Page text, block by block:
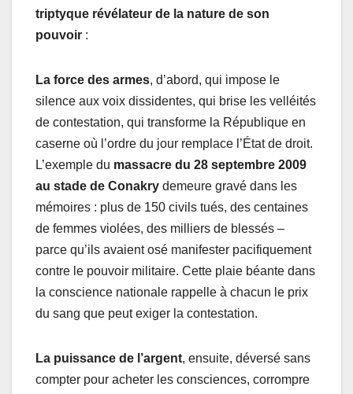
triptyque révélateur de la nature de son
pouvoir :
La force des armes, d’abord, qui impose le
silence aux voix dissidentes, qui brise les velléités
de contestation, qui transforme la République en
caserne où l’ordre du jour remplace l’État de droit.
L’exemple du massacre du 28 septembre 2009
au stade de Conakry demeure gravé dans les
mémoires : plus de 150 civils tués, des centaines
de femmes violées, des milliers de blessés –
parce qu’ils avaient osé manifester pacifiquement
contre le pouvoir militaire. Cette plaie béante dans
la conscience nationale rappelle à chacun le prix
du sang que peut exiger la contestation.
La puissance de l’argent, ensuite, déversé sans
compter pour acheter les consciences, corrompre